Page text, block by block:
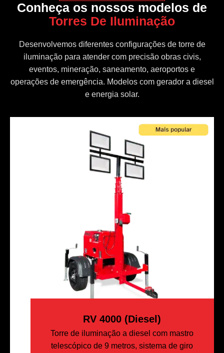
Conheça os nossos modelos de
Torres De Iluminação
Desenvolvemos diferentes configurações de torre de
iluminação para atender com precisão obras civis,
eventos, mineração, saneamento, aeroportos e
operações de emergência. Modelos com gerador a diesel
e energia solar.
RV 4000 (diesel)
Torre de iluminação a diesel com mastro
telescópico de 9 metros, sistema de giro